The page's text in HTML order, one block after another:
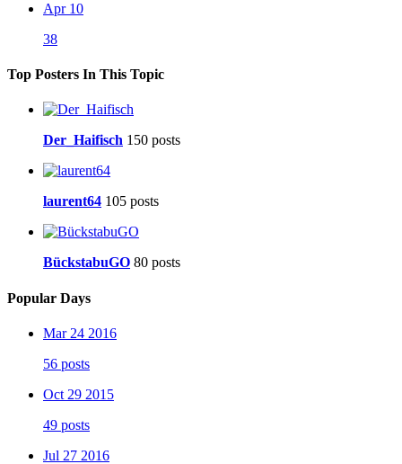
Apr 10
38
Top Posters In This Topic
Der_Haifisch 150 posts
laurent64 105 posts
BückstabuGO 80 posts
Popular Days
Mar 24 2016
56 posts
Oct 29 2015
49 posts
Jul 27 2016